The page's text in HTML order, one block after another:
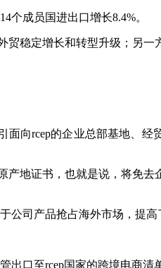
个成员国进出口增长8.4%。
贸稳定增长和转型升级；另
向rcep的企业总部基地、经
地证书，也就是说，将免
公司产品抢占海外市场，提高
口至rcep国家的跨境电商清